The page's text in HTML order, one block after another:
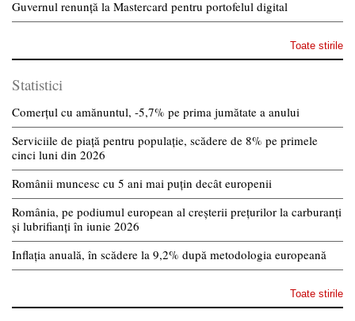
Guvernul renunță la Mastercard pentru portofelul digital
Toate stirile
Statistici
Comerțul cu amănuntul, -5,7% pe prima jumătate a anului
Serviciile de piață pentru populație, scădere de 8% pe primele
cinci luni din 2026
Românii muncesc cu 5 ani mai puțin decât europenii
România, pe podiumul european al creșterii prețurilor la carburanți
și lubrifianți în iunie 2026
Inflația anuală, în scădere la 9,2% după metodologia europeană
Toate stirile